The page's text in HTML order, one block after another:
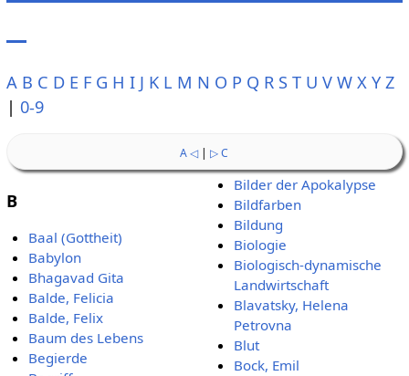
A B C D E F G H I J K L M N O P Q R S T U V W X Y Z
| 0-9
A ◁|▷ C
B
Baal (Gottheit)
Babylon
Bhagavad Gita
Balde, Felicia
Balde, Felix
Baum des Lebens
Begierde
Bilder der Apokalypse
Bildfarben
Bildung
Biologie
Biologisch-dynamische
Landwirtschaft
Blavatsky, Helena
Petrovna
Blut
Bock, Emil